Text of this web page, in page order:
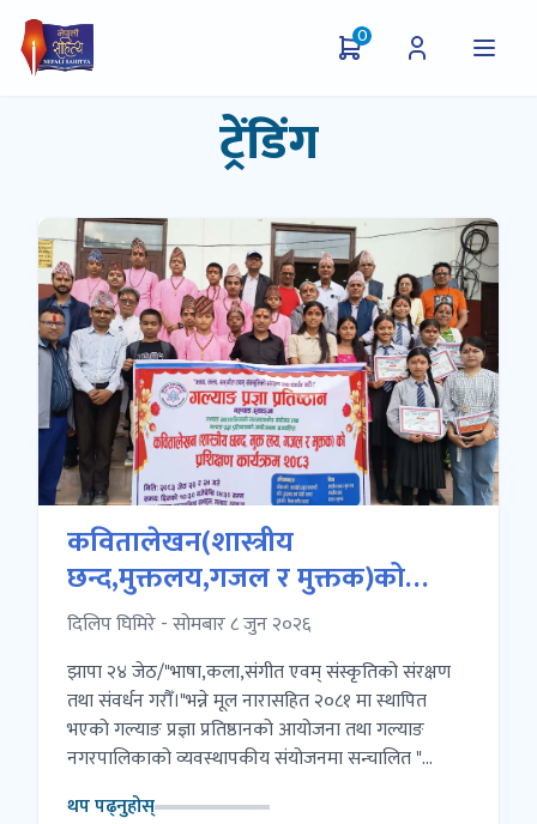
0
ट्रेंडिंग
कवितालेखन(शास्त्रीय
छन्द,मुक्तलय,गजल र मुक्तक)को
प्रशिक्षण कार्यक्रम-२०८३ सम्पन्न
दिलिप घिमिरे - सोमबार ८ जुन २०२६
झापा २४ जेठ/"भाषा,कला,संगीत एवम् संस्कृतिको संरक्षण
तथा संवर्धन गरौँ।"भन्ने मूल नारासहित २०८१ मा स्थापित
भएको गल्याङ प्रज्ञा प्रतिष्ठानको आयोजना तथा गल्याङ
नगरपालिकाको व्यवस्थापकीय संयोजनमा सन्चालित "...
थप पढ्नुहोस्